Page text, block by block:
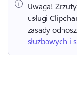
Uwaga!
usługi
zasady
służbowych i